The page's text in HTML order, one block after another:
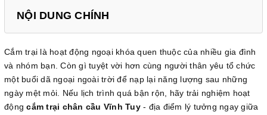
NỘI DUNG CHÍNH
Cắm trại là hoạt động ngoại khóa quen thuộc của nhiều gia đình
và nhóm bạn. Còn gì tuyệt vời hơn cùng người thân yêu tổ chức
một buổi dã ngoại ngoài trời để nạp lại năng lượng sau những
ngày mệt mỏi. Nếu lịch trình quá bận rộn, hãy trải nghiệm hoạt
độngcắm trại chân cầu Vĩnh Tuy- địa điểm lý tưởng ngay giữa